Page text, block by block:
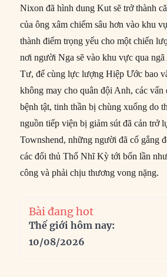
Nixon đã hình dung Kut sẽ trở thành
của ông xâm chiếm sâu hơn vào khu
thành điểm trọng yếu cho một chiến
nơi người Nga sẽ vào khu vực qua
Tư, để cùng lực lượng Hiệp Ước bao
không may cho quân đội Anh, các vấn
bệnh tật, tinh thần bị chùng xuống do
nguồn tiếp viện bị giảm sút đã cản trở
Townshend, những người đã cố gắng
các đối thủ Thổ Nhĩ Kỳ tới bốn lần
công và phải chịu thương vong nặng.
Bài đang hot
Thế giới hôm nay:
10/08/2026